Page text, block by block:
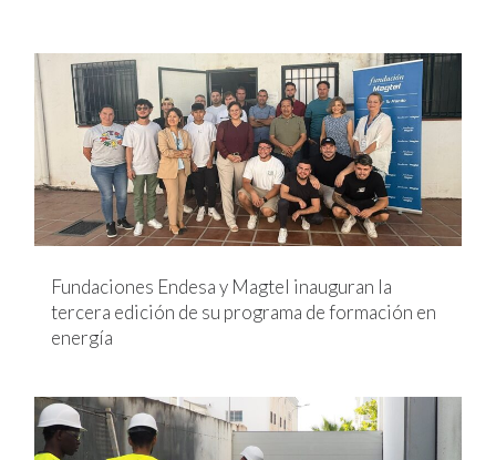
Fundaciones Endesa y Magtel inauguran la
tercera edición de su programa de formación en
energía